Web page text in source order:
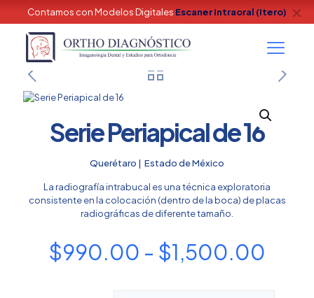
Contamos con Modelos Digitales Escaner intraoral (Itero) ✕
Serie Periapical de 16
Querétaro | Estado de México
La radiografía intrabucal es una técnica exploratoria
consistente en la colocación (dentro de la boca) de placas
radiográficas de diferente tamaño.
$990.00 - $1,500.00